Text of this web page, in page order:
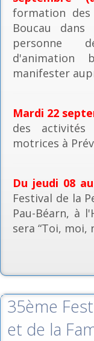
formation des
Boucau
personne
d'animation
manifester
Mardi 22
des
motrices à
Du jeudi 08
Festival de la
Pau-Béarn, à
sera “Toi, moi,
35ème
et de la